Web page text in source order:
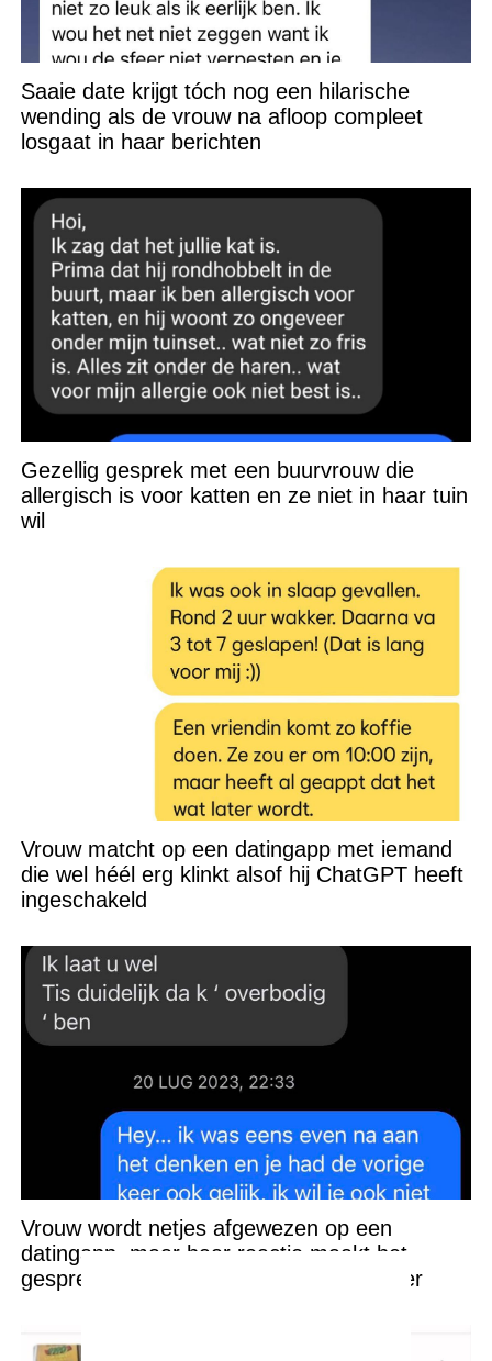
Saaie date krijgt tóch nog een hilarische
wending als de vrouw na afloop compleet
losgaat in haar berichten
Gezellig gesprek met een buurvrouw die
allergisch is voor katten en ze niet in haar tuin
wil
Vrouw matcht op een datingapp met iemand
die wel héél erg klinkt alsof hij ChatGPT heeft
ingeschakeld
Vrouw wordt netjes afgewezen op een
datingapp, maar haar reactie maakt het
gesprek ineens een stuk ongemakkelijker